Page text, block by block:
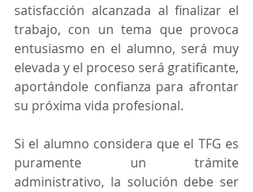
satisfacción alcanzada al finalizar el
trabajo, con un tema que provoca
entusiasmo en el alumno, será muy
elevada y el proceso será gratificante,
aportándole confianza para afrontar
su próxima vida profesional.
Si el alumno considera que el TFG es
puramente un trámite
administrativo, la solución debe ser